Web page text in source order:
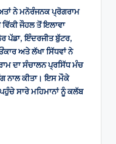
ਨੇ ਮਨੋਰੰਜਨਕ ਪ੍ਰੋਗਰਾਮ
ਜੌਹਲ ਤੋਂ ਇਲਾਵਾ
ਪੱਡਾ, ਇੰਦਰਜੀਤ ਬੁੱਟਰ,
ਅਤੇ ਲੱਖਾ ਸਿੱਧਵਾਂ ਨੇ
ਦਾ ਸੰਚਾਲਨ ਪ੍ਰਸਿੱਧ ਮੰਚ
ਨਾਲ ਕੀਤਾ। ਇਸ ਮੌਕੇ
ਸਾਰੇ ਮਹਿਮਾਨਾਂ ਨੂੰ ਕਲੱਬ